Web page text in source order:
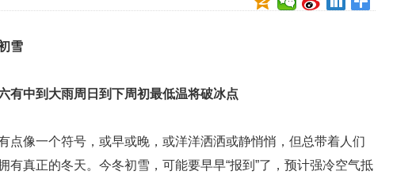
雪
有中到大雨周日到下周初最低温将破冰点
点像一个符号，或早或晚，或洋洋洒洒或静悄悄，但总带着人们
有真正的冬天。今冬初雪，可能要早早“报到”了，预计强冷空气抵